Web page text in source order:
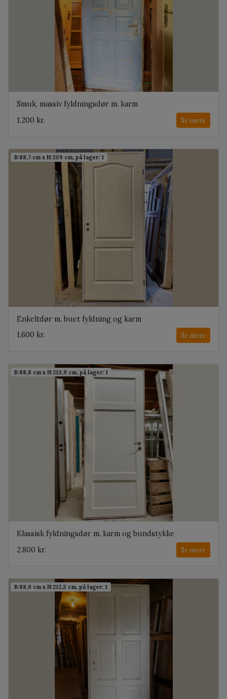
Smuk, massiv fyldningsdør m. karm
1.200 kr.
Se mere
B:88,7 cm x H:209 cm, på lager: 1
Enkeltdør m. buet fyldning og karm
1.600 kr.
Se mere
B:88,8 cm x H:213,9 cm, på lager: 1
Klassisk fyldningsdør m. karm og bundstykke
2.800 kr.
Se mere
B:88,9 cm x H:212,3 cm, på lager: 1